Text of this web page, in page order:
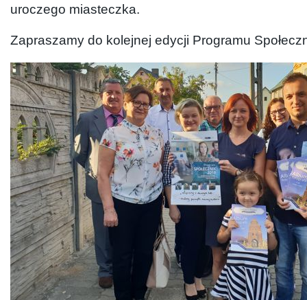
uroczego miasteczka.
Zapraszamy do kolejnej edycji Programu